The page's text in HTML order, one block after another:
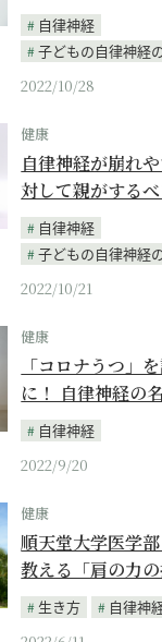
自律神経
子どもの自律神経
2022/10/28
健康
自律神経が崩れ
対して親がする
自律神経
子どもの自律神経
2022/10/21
健康
「コロナうつ」
に！ 自律神経の
自律神経
2022/9/20
健康
順天堂大学医学
教える「肩の力
生き方
自律神